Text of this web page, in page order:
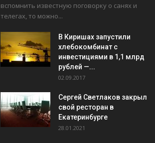
вспомнить известную поговорку о санях и
телегах, то можно...
В Киришах запустили
хлебокомбинат с
инвестициями в 1,1 млрд
рублей —...
02.09.2017
Сергей Светлаков закрыл
свой ресторан в
Екатеринбурге
28.01.2021